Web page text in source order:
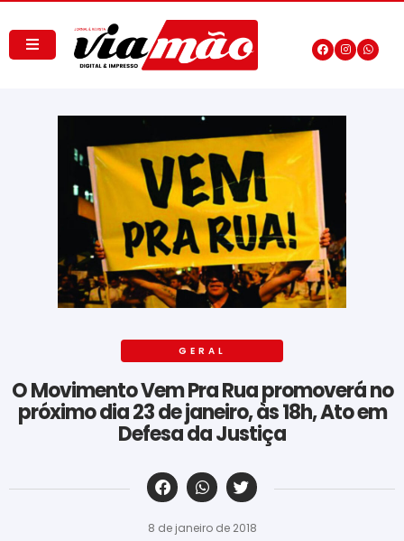
GERAL
O Movimento Vem Pra Rua promoverá no
próximo dia 23 de janeiro, às 18h, Ato em
Defesa da Justiça
‎ ‎ ‎ ‎ ‎ ‎ ‎ ‎ ‎ ‎ ‎ ‎ ‎ ‎ ‎ ‎ ‎ ‎ ‎ ‎ ‎ ‎ ‎ ‎ ‎ ‎ ‎ ‎ ‎ ‎ ‎
8 de janeiro de 2018